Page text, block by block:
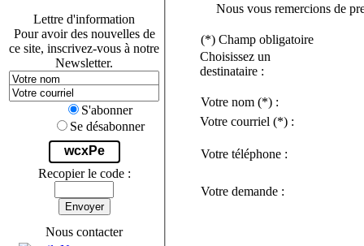
Lettre d'information
Pour avoir des nouvelles de
ce site, inscrivez-vous à notre
Newsletter.
S'abonner
Se désabonner
wcxPe
Recopier le code :
Envoyer
Nous contacter
Nous vous remercions de
(*) Champ obligatoire
Choisissez un
destinataire :
Votre nom (*) :
Votre courriel (*) :
Votre téléphone :
Votre demande :